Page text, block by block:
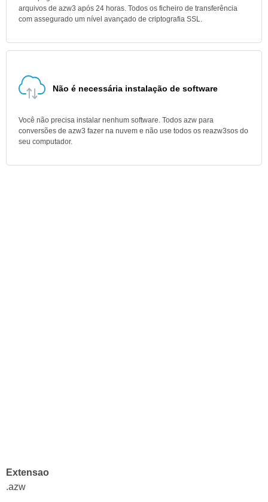
arquivos de azw3 após 24 horas. Todos os ficheiro de transferência
com assegurado um nível avançado de criptografia SSL.
Não é necessária instalação de software
Você não precisa instalar nenhum software. Todos azw para
conversões de azw3 fazer na nuvem e não use todos os reazw3sos do
seu computador.
Extensao
.azw